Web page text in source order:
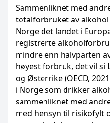
Sammenliknet med
totalforbruket av alkohol
Norge det landet i
registrerte
mindre enn halvparten
høyest forbruk, det vil si
og Østerrike (OECD,
i Norge som drikker
sammenliknet med
med hensyn til risikofylt